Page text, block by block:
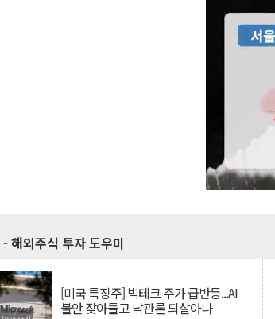
- 해외주식 투자 도우미
[미국 특징주] 빅테크 주가 급반등...AI
불안 잦아들고 낙관론 되살아나